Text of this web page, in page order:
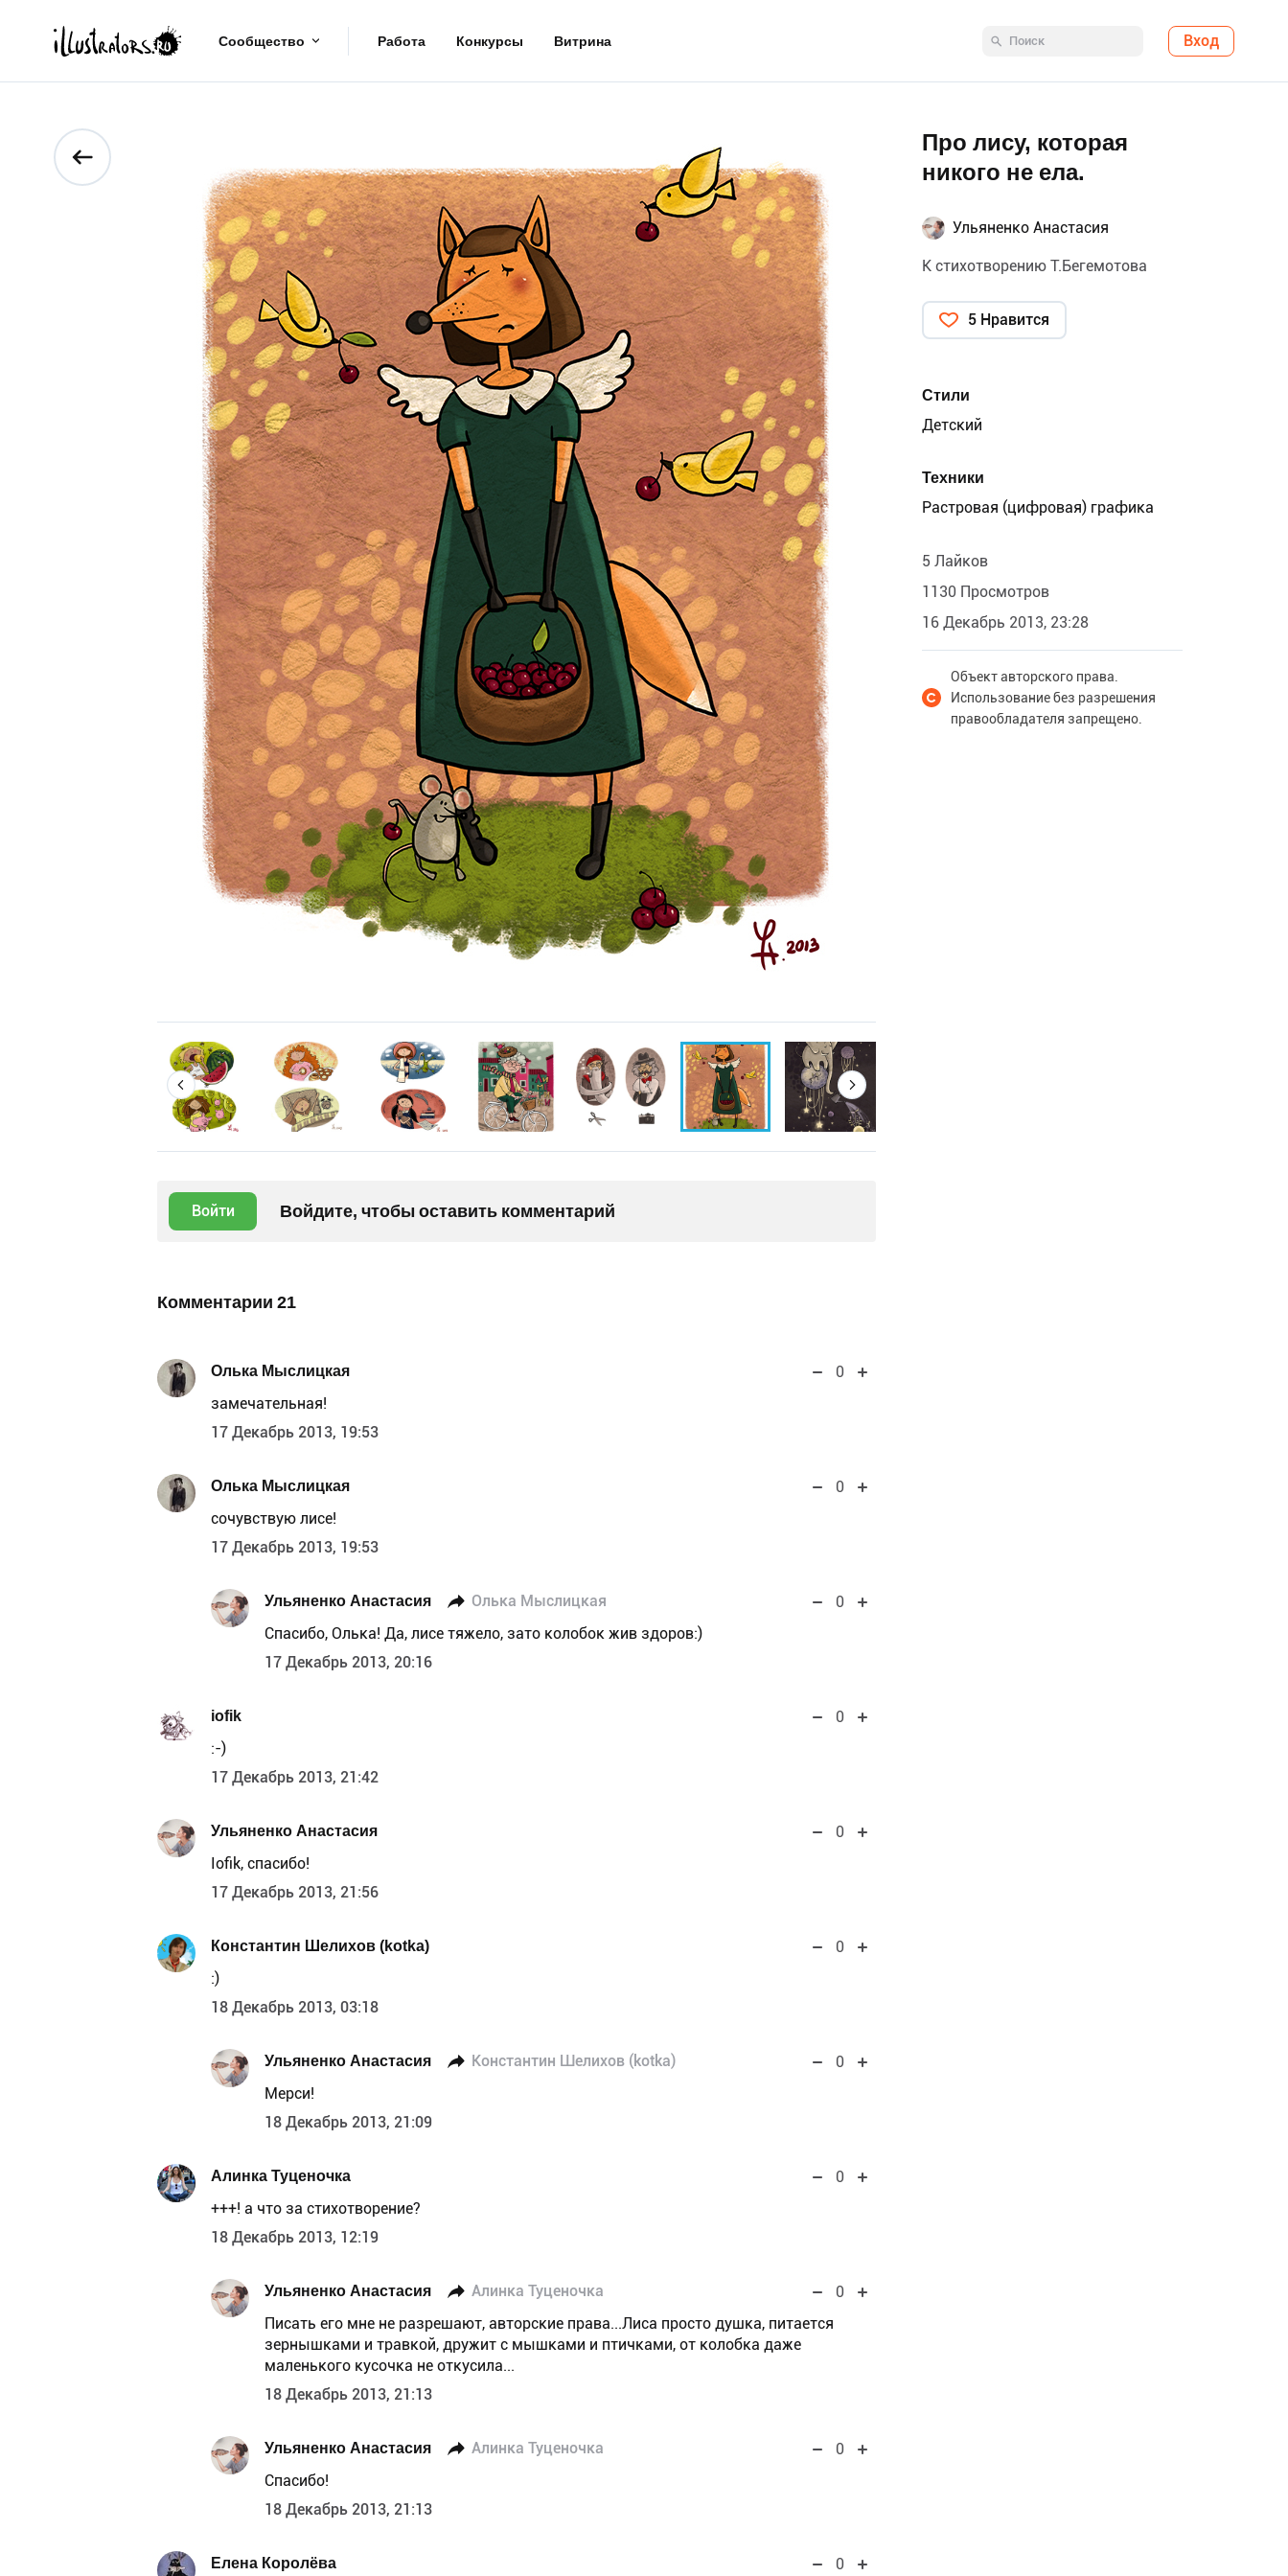
Сообщество Работа Конкурсы Витрина Вход
Войти Войдите, чтобы оставить комментарий
Комментарии 21
Олька Мыслицкая
0
замечательная!
17 Декабрь 2013, 19:53
Олька Мыслицкая
0
сочувствую лисе!
17 Декабрь 2013, 19:53
Ульяненко Анастасия Олька Мыслицкая
0
Спасибо, Олька! Да, лисе тяжело, зато колобок жив здоров:)
17 Декабрь 2013, 20:16
iofik
0
:-)
17 Декабрь 2013, 21:42
Ульяненко Анастасия
0
Iofik, спасибо!
17 Декабрь 2013, 21:56
Константин Шелихов (kotka)
0
:)
18 Декабрь 2013, 03:18
Ульяненко Анастасия Константин Шелихов (kotka)
0
Мерси!
18 Декабрь 2013, 21:09
Алинка Туценочка
0
+++! а что за стихотворение?
18 Декабрь 2013, 12:19
Ульяненко Анастасия Алинка Туценочка
0
Писать его мне не разрешают, авторские права...Лиса просто душка, питается
зернышками и травкой, дружит с мышками и птичками, от колобка даже
маленького кусочка не откусила...
18 Декабрь 2013, 21:13
Ульяненко Анастасия Алинка Туценочка
0
Спасибо!
18 Декабрь 2013, 21:13
Елена Королёва 0
Про лису, которая
никого не ела.
Ульяненко Анастасия
К стихотворению Т.Бегемотова
5 Нравится
Стили
Детский
Техники
Растровая (цифровая) графика
5 Лайков
1130 Просмотров
16 Декабрь 2013, 23:28
Объект авторского права.
Использование без разрешения
правообладателя запрещено.